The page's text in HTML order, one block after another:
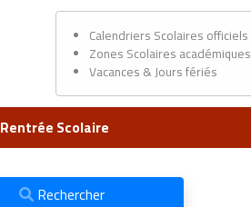
Calendriers Scolaires officiels
Zones Scolaires académiques
Vacances & Jours fériés
Rentrée Scolaire
Rechercher